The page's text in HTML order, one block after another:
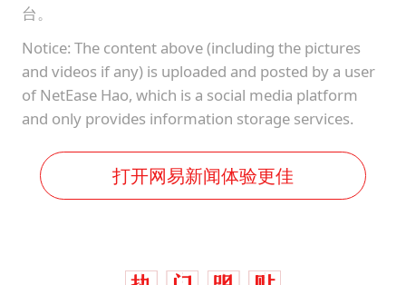
台。
Notice: The content above (including the pictures
and videos if any) is uploaded and posted by a user
of NetEase Hao, which is a social media platform
and only provides information storage services.
打开网易新闻体验更佳